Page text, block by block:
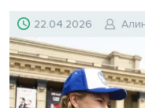
22.04.2026